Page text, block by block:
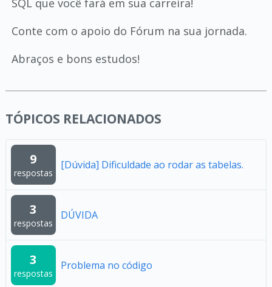
SQL que você fará em sua carreira!
Conte com o apoio do Fórum na sua jornada.
Abraços e bons estudos!
TÓPICOS RELACIONADOS
9
respostas
[Dúvida] Dificuldade ao rodar as tabelas.
3
respostas
DÚVIDA
3
respostas
Problema no código